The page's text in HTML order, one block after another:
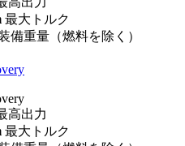
最大トルク
備重量（燃料を除く）
高出力
最大トルク